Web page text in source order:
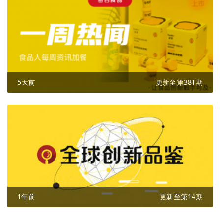
5天前 更新至第381期
1年前 更新至第14期